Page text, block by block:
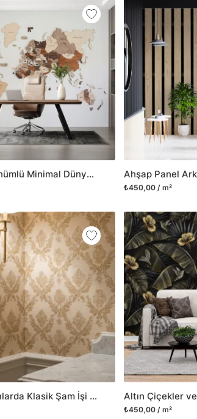
Ahşap Görünümlü Minimal Dünya Haritası Duvar Kağıdı Harita 3D Duvar Posteri
₺450,00 / m²
Altın Bej Tonlarda Klasik Şam İşi Desenli Duvar Kağıdı, Barok Stili Lüks Duvar Posteri
₺450,00 / m²